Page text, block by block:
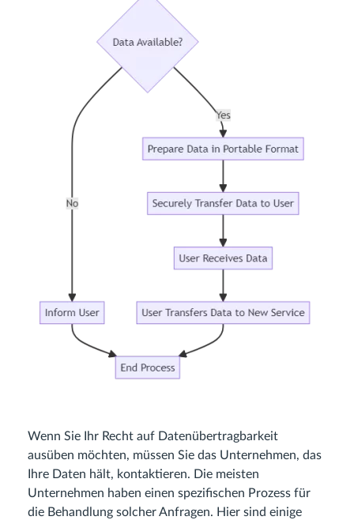
Wenn Sie Ihr Recht auf Datenübertragbarkeit
ausüben möchten, müssen Sie das Unternehmen, das
Ihre Daten hält, kontaktieren. Die meisten
Unternehmen haben einen spezifischen Prozess für
die Behandlung solcher Anfragen. Hier sind einige